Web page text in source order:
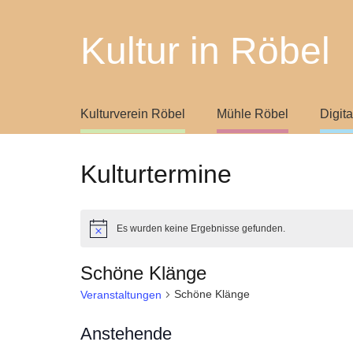
Kultur in Röbel
Kulturverein Röbel Mühle Röbel
Kulturtermine
HinweisEs wurden keine Ergebnisse gefunden.
Schöne Klänge
Veranstaltungen Schöne Klänge
Anstehende